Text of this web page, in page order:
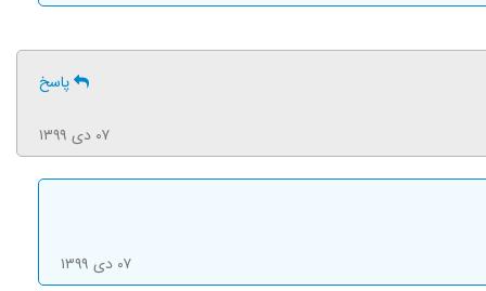
پاسخ
۰۷ دی ۱۳۹۹
۰۷ دی ۱۳۹۹